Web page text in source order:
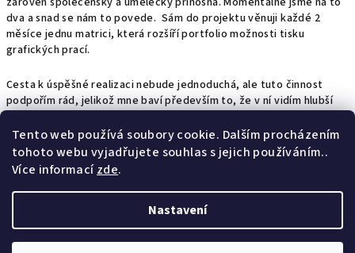
Tento web používá soubory cookie. Dalším procházením
tohoto webu vyjadřujete souhlas s jejich používáním..
Více informacízde.
Nastavení
dva a snad se nám to povede. Sám do projektu věnuji každé 2
měsíce jednu matrici, která rozšíří portfolio možnosti tisku
grafických prací.
Cesta k úspěšné realizaci nebude jednoduchá, ale tuto činnost
podpořím rád, jelikož mne baví především to, že v ní vidím hlubší
A také děkuji všem, kteří si od nás zakoupili výtisk, či nás jinak
podpořili. Třeba i tím že nám drží palce.